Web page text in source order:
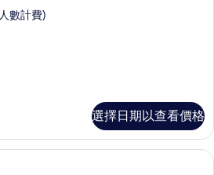
數計費)
選擇日期以查看價格
企鵝海盜 | 迷你吧、書桌、遮光布/窗